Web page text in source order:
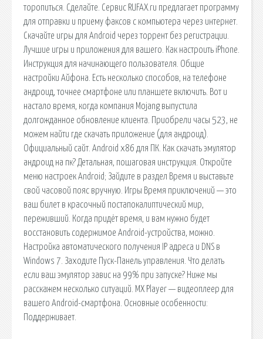
торопиться. Сделайте. Сервис RUFAX.ru предлагает программу
для отправки и приему факсов с компьютера через интернет.
Скачайте игры для Android через торрент без регистрации.
Лучшие игры и приложения для вашего. Как настроить iPhone.
Инструкция для начинающего пользователя. Общие
настройки Айфона. Есть несколько способов, на телефоне
андроид, точнее смартфоне или планшете включить. Вот и
настало время, когда компания Mojang выпустила
долгожданное обновление клиента. Приобрели часы 523, не
можем найти где скачать приложение (для андроид).
Официальный сайт. Android x86 для ПК. Как скачать эмулятор
андроид на пк? Детальная, пошаговая инструкция. Откройте
меню настроек Android; Зайдите в раздел Время и выставьте
свой часовой пояс вручную. Игры Время приключений — это
ваш билет в красочный постапокалиптический мир,
переживший. Когда придёт время, и вам нужно будет
восстановить содержимое Android-устройства, можно.
Настройка автоматического получения IP адреса и DNS в
Windows 7. Заходите Пуск-Панель управления. Что делать
если ваш эмулятор завис на 99% при запуске? Ниже мы
расскажем несколько ситуаций. MX Player — видеоплеер для
вашего Android-смартфона. Основные особенности:
Поддерживает.